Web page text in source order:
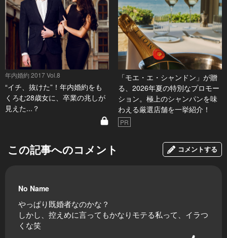
年内婚約 2017 Vol.8
“イチ、抜けた”！年内婚約をも
くろむ28歳女に、卒業の兆しが
見えた...？
「モエ・エ・シャンドン」が贈
る、2026年夏の特別なプロモー
ション。極上のシャンパンを味
わえる厳選店舗を一挙紹介！
PR
この記事へのコメント コメントする
No Name
やっぱり既婚者なのかな？
しかし、控えめに言ってもかなりモテる私って、イラつ
くな笑